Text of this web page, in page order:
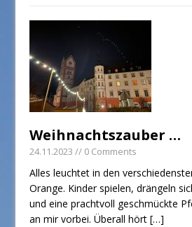
Weihnachtszauber …
24.11.2023 // 0 Comments
Alles leuchtet in den
Orange. Kinder spielen, drängeln
und eine prachtvoll geschmückte
an mir vorbei. Überall hört[…]